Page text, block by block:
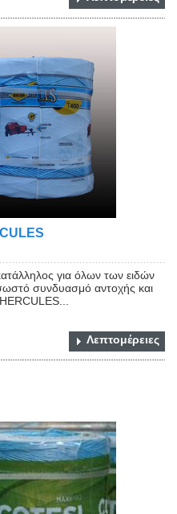
για όλων των ειδών
συνδυασμό αντοχής και
Λεπτομέρειες